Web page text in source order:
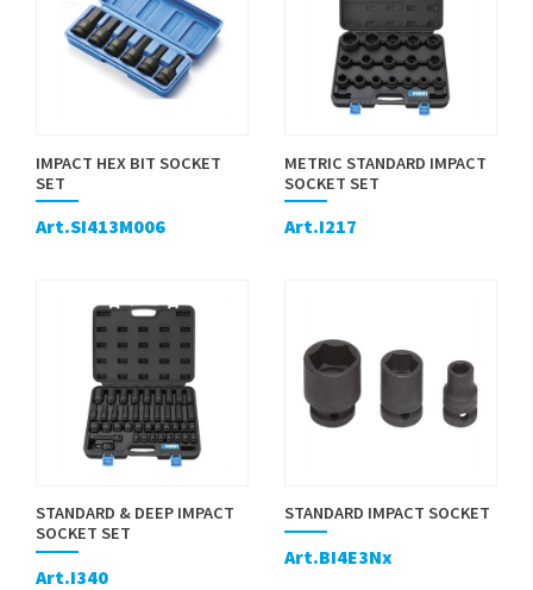
IMPACT HEX BIT SOCKET
SET
Art.SI413M006
METRIC STANDARD IMPACT
SOCKET SET
Art.I217
STANDARD & DEEP IMPACT
SOCKET SET
Art.I340
STANDARD IMPACT SOCKET
Art.BI4E3Nx